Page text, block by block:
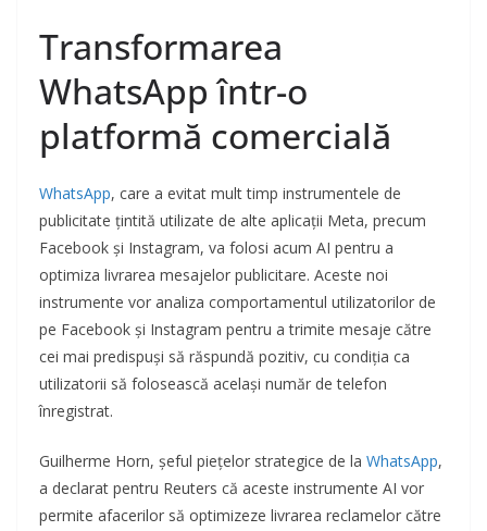
Transformarea
WhatsApp într-o
platformă comercială
WhatsApp, care a evitat mult timp instrumentele de
publicitate țintită utilizate de alte aplicații Meta, precum
Facebook și Instagram, va folosi acum AI pentru a
optimiza livrarea mesajelor publicitare. Aceste noi
instrumente vor analiza comportamentul utilizatorilor de
pe Facebook și Instagram pentru a trimite mesaje către
cei mai predispuși să răspundă pozitiv, cu condiția ca
utilizatorii să folosească același număr de telefon
înregistrat.
Guilherme Horn, șeful piețelor strategice de la WhatsApp,
a declarat pentru Reuters că aceste instrumente AI vor
permite afacerilor să optimizeze livrarea reclamelor către